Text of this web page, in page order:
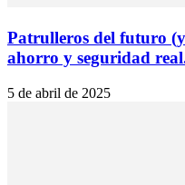
Patrulleros del futuro
ahorro y seguridad
5 de abril de 2025